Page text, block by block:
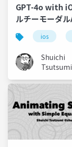
GPT-4o with
ルチーモーダ
える
ios
Shuichi
Tsutsumi